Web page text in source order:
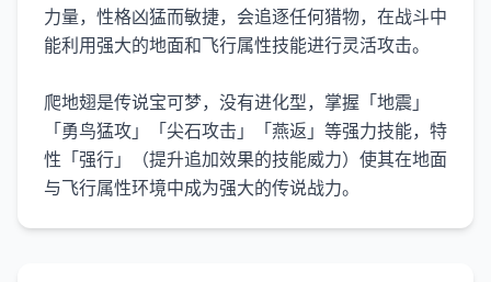
力量，性格凶猛而敏捷，会追逐任何猎物，在战斗中
能利用强大的地面和飞行属性技能进行灵活攻击。
爬地翅是传说宝可梦，没有进化型，掌握「地震」
「勇鸟猛攻」「尖石攻击」「燕返」等强力技能，特
性「强行」（提升追加效果的技能威力）使其在地面
与飞行属性环境中成为强大的传说战力。